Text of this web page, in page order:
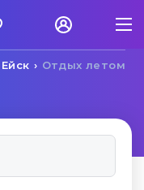
Отдых летом
Ейск